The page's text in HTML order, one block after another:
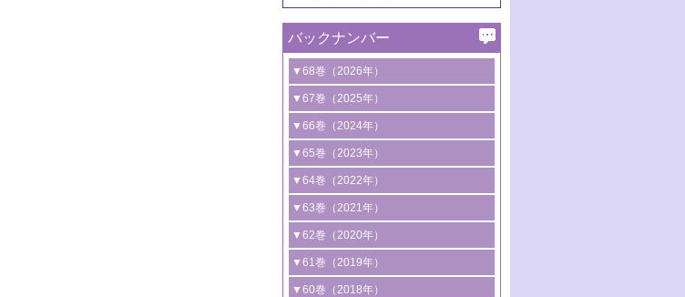
バックナンバー
▼68巻（2026年）
1号 過酸化水素合成に関する研究動向
2号 コンピューター技術により加速する
触媒開発
3号 有機分子変換やCO 資源化のための
光触媒に関する最近の研究
B号 第137回触媒討論会（2026年）
▼67巻（2025年）
1号 CO
水素化によるグリーン燃料/グリ
ーンケミカル製造
2号 水素製造のための水分解技術に関す
る最近の研究
3号 オレフィン系樹脂の精密合成に関す
る最新技術
4号 アルコール類の効率的変換を実現す
る非貴金属触媒の研究動向
▼66巻（2024年）
1号 低次元ナノ構造を有する触媒材料
2号 規制反応場を活用した固体触媒研究
の新展開
3号 未踏分子変換を目指した酸化触媒プ
ロセスの最前線
4号 シンクロトロン放射光および中性子
線を利用した触媒解析技術の最先端
▼65巻（2023年）
1号 炭素が関わる触媒機能
2号 プラスチックケミカルリサイクルの
ための触媒技術
3号 非酸化物系金属化合物を基盤とした
触媒材料の開発
▼64巻（2022年）
1号 合成ガス製造とCOを用いるケミカル
ズ合成の最新動向
2号 化学品合成のための合金触媒開発
3号 CO の排出削減および有効活用のた
▼63巻（2021年）
1号 金触媒の新展開
2号 ペロブスカイト
3号 特殊反応場を利用した触媒的分子変
▼62巻（2020年）
1号 触媒設計を拓く欠陥構造のキャラク
タリゼーション
▼61巻（2019年）
1号 物質移動制御に着目した触媒プロセ
▼60巻（2018年）